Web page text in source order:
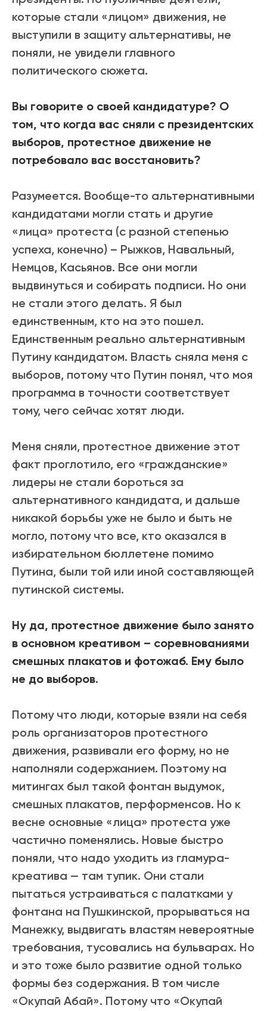
которые стали «лицом» движения, не
выступили в защиту альтернативы, не
поняли, не увидели главного
политического сюжета.
Вы говорите о своей кандидатуре? О
том, что когда вас сняли с президентских
выборов, протестное движение не
потребовало вас восстановить?
Разумеется. Вообще-то альтернативными
кандидатами могли стать и другие
«лица» протеста (с разной степенью
успеха, конечно) – Рыжков, Навальный,
Немцов, Касьянов. Все они могли
выдвинуться и собирать подписи. Но они
не стали этого делать. Я был
единственным, кто на это пошел.
Единственным реально альтернативным
Путину кандидатом. Власть сняла меня с
выборов, потому что Путин понял, что моя
программа в точности соответствует
тому, чего сейчас хотят люди.
Меня сняли, протестное движение этот
факт проглотило, его «гражданские»
лидеры не стали бороться за
альтернативного кандидата, и дальше
никакой борьбы уже не было и быть не
могло, потому что все, кто оказался в
избирательном бюллетене помимо
Путина, были той или иной составляющей
путинской системы.
Ну да, протестное движение было занято
в основном креативом – соревнованиями
смешных плакатов и фотожаб. Ему было
не до выборов.
Потому что люди, которые взяли на себя
роль организаторов протестного
движения, развивали его форму, но не
наполняли содержанием. Поэтому на
митингах был такой фонтан выдумок,
смешных плакатов, перформенсов. Но к
весне основные «лица» протеста уже
частично поменялись. Новые быстро
поняли, что надо уходить из гламура-
креатива — там тупик. Они стали
пытаться устраиваться с палатками у
фонтана на Пушкинской, прорываться на
Манежку, выдвигать властям невероятные
требования, тусовались на бульварах. Но
и это тоже было развитие одной только
формы без содержания. В том числе
«Окупай Абай». Потому что «Окупай